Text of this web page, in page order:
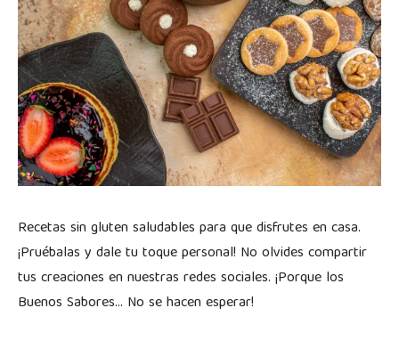
Recetas sin gluten saludables para que disfrutes en casa.
¡Pruébalas y dale tu toque personal! No olvides compartir
tus creaciones en nuestras redes sociales. ¡Porque los
Buenos Sabores… No se hacen esperar!